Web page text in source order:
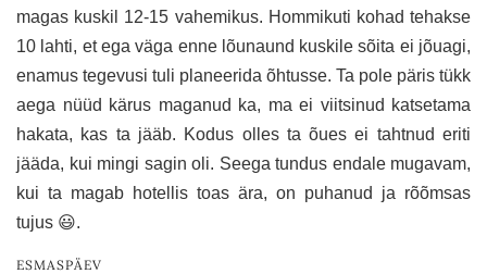
magas kuskil 12-15 vahemikus. Hommikuti kohad tehakse
10 lahti, et ega väga enne lõunaund kuskile sõita ei jõuagi,
enamus tegevusi tuli planeerida õhtusse. Ta pole päris tükk
aega nüüd kärus maganud ka, ma ei viitsinud katsetama
hakata, kas ta jääb. Kodus olles ta õues ei tahtnud eriti
jääda, kui mingi sagin oli. Seega tundus endale mugavam,
kui ta magab hotellis toas ära, on puhanud ja rõõmsas
tujus 😃.
ESMASPÄEV